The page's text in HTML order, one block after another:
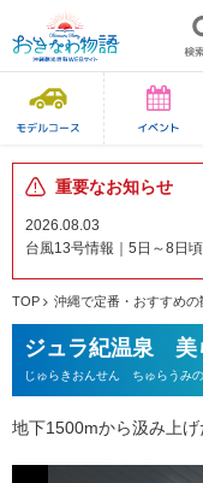
重要なお知らせ
2026.08.03
台風13号情報｜5日～8日
TOP 沖縄で定番・おすすめの
ジュラ紀温泉 美
じゅらきおんせん ちゅらうみ
地下1500mから汲み上げ